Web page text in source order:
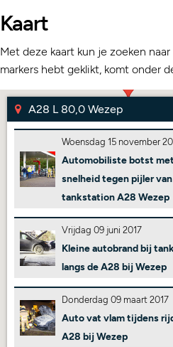
Kaart
Met deze kaart kun je zoeken
markers hebt geklikt, komt onder
A28 L 80,0 Wezep
Woensdag 15 november
Automobiliste botst
snelheid tegen pijler
tankstation A28 Wezep
Vrijdag 09 juni 2017
Kleine autobrand bij
langs de A28 bij Wezep
Donderdag 09 maart 2017
Auto vat vlam tijdens
A28 bij Wezep